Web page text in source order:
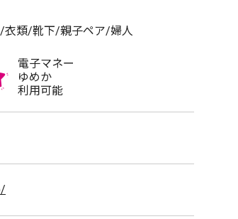
類/靴下/親子ペア/婦人
電子マネー
ゆめか
利用可能